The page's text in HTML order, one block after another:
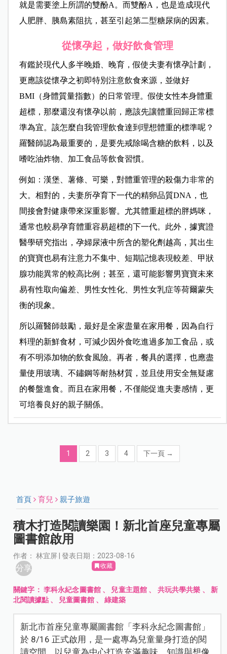
就是需要塗上所謂的雙酚A。而雙酚A，也是造成現代
人肥胖、胰島素阻抗，甚至引起第二型糖尿病的因素。
從懷孕起，做好飲食管理
有鑑於現代人多半晚婚、晚育，假使夫妻有懷孕計劃，
更應該從懷孕之初即特別注意飲食來源，並做好
BMI（身體質量指數）的日常管理。假使女性本身體重
超標，那麼還沒有懷孕以前，應該先讓體重回歸正常標
準為宜。該怎麼自我管理飲食達到理想體重的標準呢？
羅醫師認為最重要的，是要先戒除喝含糖的飲料，以及
嗜吃油炸物、加工食品等飲食習慣。
例如：漢堡、薯條、可樂，對體重管理的殺傷力非常的
大。相對的，夫妻所孕育下一代的精卵品質DNA，也
間接會對健康帶來深重影響。尤其體重超標的胖媽咪，
通常也較易孕育體重容易超標的下一代。此外，據實證
醫學研究指出，孕婦尿液中所含的塑化劑越高，其出生
的寶寶也易有注意力不集中、短期記憶表現較差、甲狀
腺功能異常的較高比例；甚至，還可能影響男寶寶未來
易有性取向偏差、男性女性化、男性女乳症等荷爾蒙失
衡的現象。
所以羅醫師鼓勵，最好是全家盡量在家用餐，因為自行
料理的新鮮食材，可減少因外食吃進過多加工食品，或
有不明添加物的飲食風險。再者，餐具的選擇，也應盡
量使用玻璃、不鏽鋼等耐熱材質，並且使用安全無疑慮
的餐盤進食。而且在家用餐，不僅能促進夫妻感情，更
可培養良好的親子關係。
1 2 3 4 下一頁 →
首頁 育兒 親子旅遊
積木打造閱讀樂園！新北首座兒童專屬
圖書館啟用
作者： 林宜屏 | 發表日期：2023-08-16
分享 收藏
關鍵字： 李科永紀念圖書館 、 兒童主題館 、 共玩共學共樂 、 新
北閱讀據點 、 兒童圖書館 、綠建築
新北市首座兒童專屬圖書館「李科永紀念圖書館」
於 8/16 正式啟用，是一處專為兒童量身打造的閱